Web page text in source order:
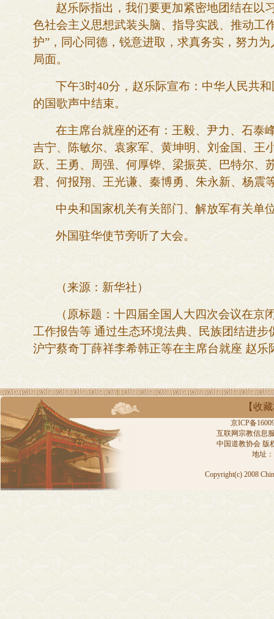
赵乐际指出，我们要更加紧密地团结在以
色社会主义思想武装头脑、指导实践、推动工
护”，同心同德，锐意进取，求真务实，努力
局面。
下午3时40分，赵乐际宣布：中华人民共
的国歌声中结束。
在主席台就座的还有：王毅、尹力、石泰
吉宁、陈敏尔、袁家军、黄坤明、刘金国、王
跃、王勇、周强、何厚铧、梁振英、巴特尔、
君、何报翔、王光谦、秦博勇、朱永新、杨震
中央和国家机关有关部门、解放军有关单
外国驻华使节旁听了大会。
（来源：新华社）
（原标题： 十四届全国人大四次会议在京
工作报告等 通过生态环境法典、民族团结进
沪宁蔡奇丁薛祥李希韩正等在主席台就座 赵乐